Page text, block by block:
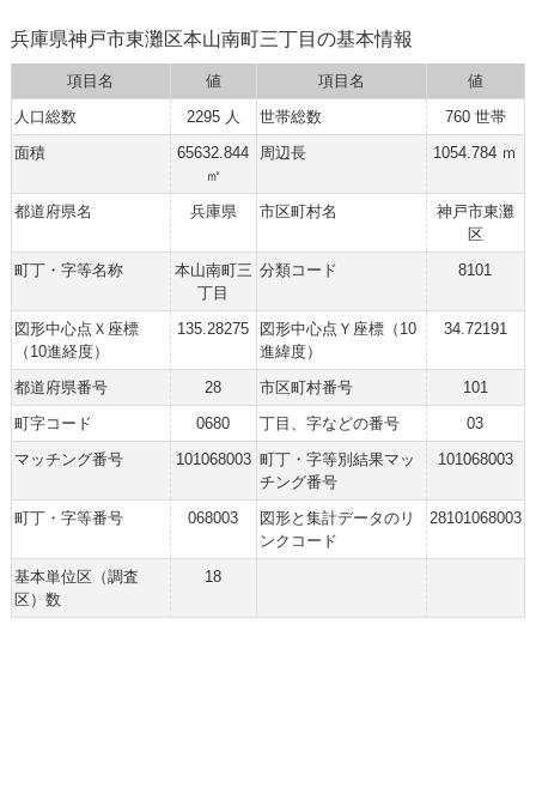
兵庫県神戸市東灘区本山南町三丁目の基本情報
項目名 値 項目名
値
人口総数
2295 人 世帯総数
760 世帯
面積
65632.844
㎡
周辺長 1054.784 ｍ
都道府県名 兵庫県 市区町村名
神戸市東灘
区
町丁・字等名称
本山南町三
丁目
分類コード 8101
図形中心点Ｘ座標
（10進経度）
135.28275
図形中心点Ｙ座標（10
進緯度）
34.72191
都道府県番号 28 市区町村番号
101
町字コード
0680 丁目、字などの番号
03
マッチング番号
101068003 町丁・字等別結果マッ
チング番号
101068003
町丁・字等番号 068003
図形と集計データのリ
ンクコード
28101068003
基本単位区（調査
区）数
18